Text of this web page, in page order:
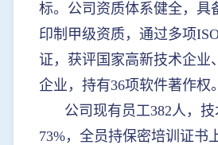
标。 公司资质体系健全，具
印制甲级资质，通过多项
证，获评国家高新技术企业
企业，持有36项软件著作权。
公司现有员工382人，
73%，全员持保密培训证书